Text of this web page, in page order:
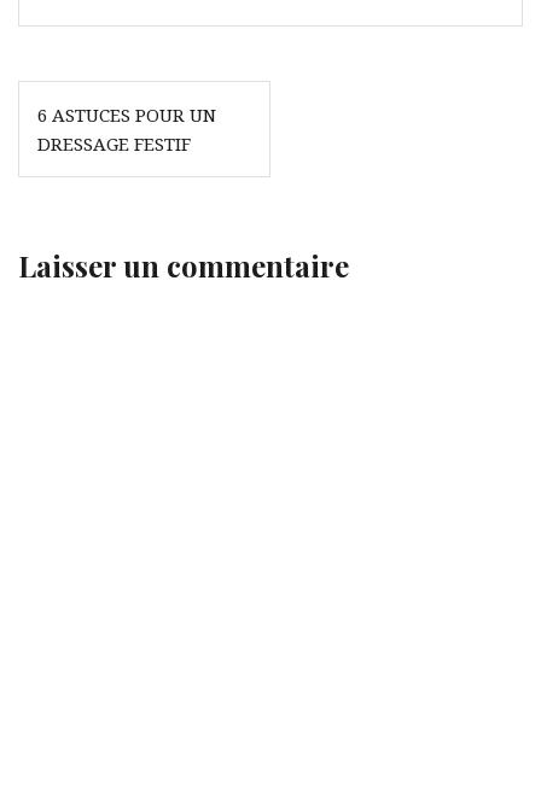
Navigation
de
l’article
6 ASTUCES POUR UN
DRESSAGE FESTIF
Laisser un commentaire